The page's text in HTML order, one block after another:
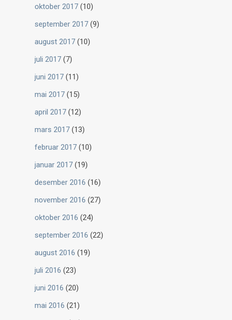
oktober 2017(10)
september 2017(9)
august 2017(10)
juli 2017(7)
juni 2017(11)
mai 2017(15)
april 2017(12)
mars 2017(13)
februar 2017(10)
januar 2017(19)
desember 2016 (16)
november 2016 (27)
oktober 2016 (24)
september 2016 (22)
august 2016 (19)
juli 2016 (23)
juni 2016 (20)
mai 2016 (21)